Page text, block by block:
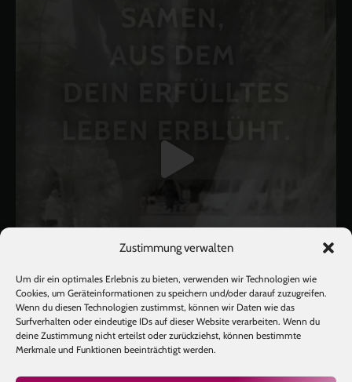
Zustimmung verwalten
Um dir ein optimales Erlebnis zu bieten, verwenden wir Technologien wie
Cookies, um Geräteinformationen zu speichern und/oder darauf zuzugreifen.
Wenn du diesen Technologien zustimmst, können wir Daten wie das
Surfverhalten oder eindeutige IDs auf dieser Website verarbeiten. Wenn du
deine Zustimmung nicht erteilst oder zurückziehst, können bestimmte
Merkmale und Funktionen beeinträchtigt werden.
Mehr laden Auf Instagram folgen